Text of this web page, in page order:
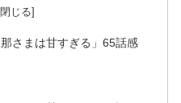
さまは甘すぎる」65話感